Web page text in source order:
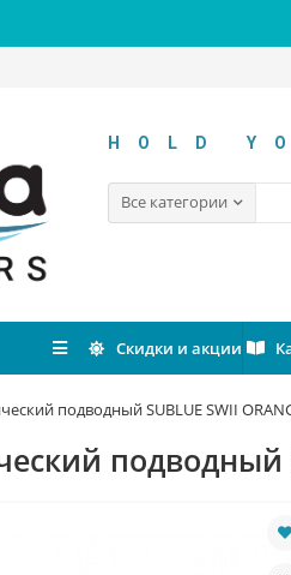
HOLD
Все категории
Скидки и акции
подводный SUBLUE SWII
подводный